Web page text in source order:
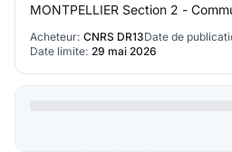
MONTPELLIER Section 2 -
Acheteur: CNRS DR13Date de
Date limite: 29 mai 2026